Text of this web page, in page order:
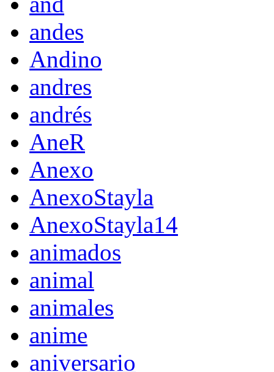
andes
Andino
andres
andrés
AneR
Anexo
AnexoStayla
AnexoStayla14
animados
animal
animales
anime
aniversario